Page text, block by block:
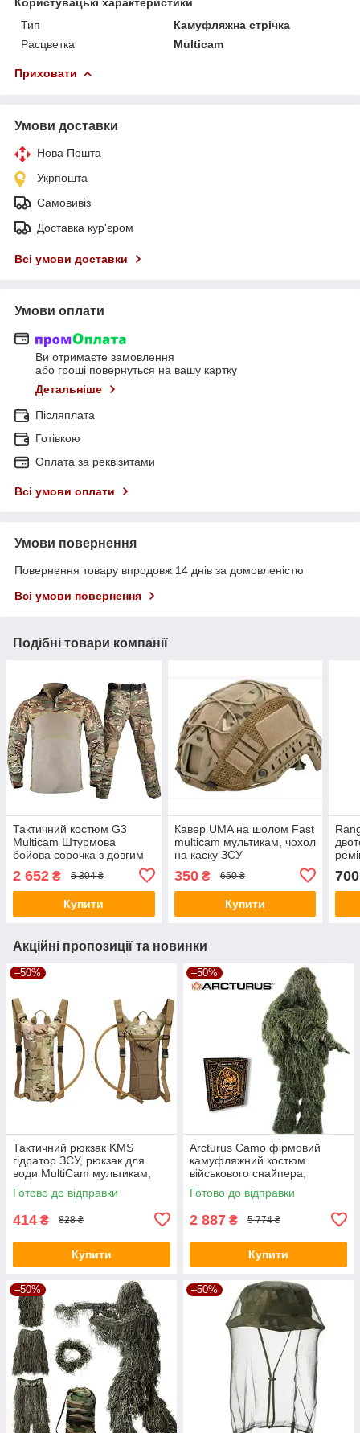
Тип
Камуфляжна стрічка
Расцветка
Multicam
Приховати
Умови доставки
Нова Пошта
Укрпошта
Самовивіз
Доставка кур'єром
Всі умови доставки
Умови оплати
Ви отримаєте замовлення
або гроші повернуться на вашу картку
Детальніше
Післяплата
Готівкою
Оплата за реквізитами
Всі умови оплати
Умови повернення
Повернення товару впродовж 14 днів за домовленістю
Всі умови повернення
Подібні товари компанії
Тактичний костюм G3
Multicam Штурмова
бойова сорочка з довгим
наколінниками, мультикам
2 652 ₴ 5 304 ₴
Купити
Кавер UMA на шолом Fast
multicam мультикам, чохол
на каску ЗСУ
350₴ 650 ₴
Купити
700
Акційні пропозиції та новинки
–50%
Тактичний рюкзак KMS
гідратор ЗСУ, рюкзак для
води MultiCam мультикам,
питна система 2.5л.
Готово до відправки
414 ₴ 828 ₴
Купити
–50%
Arcturus Camo фірмовий
камуфляжний костюм
військового снайпера,
розвідника, 4 предмети
кікімора лісовик
Готово до відправки
2 887 ₴ 5 774 ₴
Купити
–50% –50%